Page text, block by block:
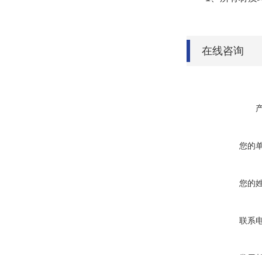
在线咨询
您的
您的
联系